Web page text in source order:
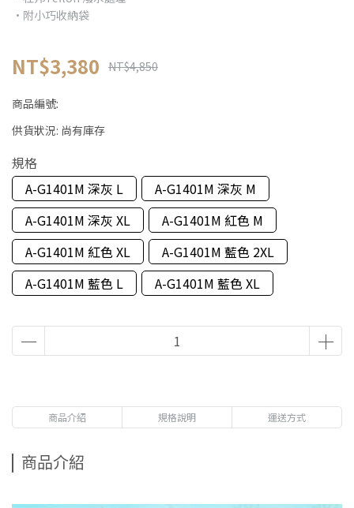
•附小巧收納袋
NT$3,380 NT$4,850
商品編號:
供貨狀況: 尚有庫存
規格
A-G1401M 深灰 L
A-G1401M 深灰 M
A-G1401M 深灰 XL
A-G1401M 紅色 M
A-G1401M 紅色 XL
A-G1401M 藍色 2XL
A-G1401M 藍色 L
A-G1401M 藍色 XL
商品介紹 規格說明 運送方式
商品介紹